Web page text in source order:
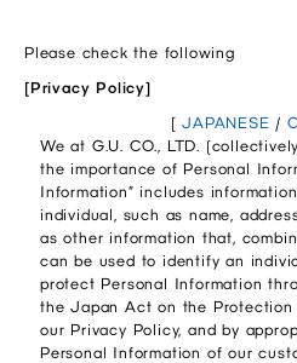
Please check the following
[Privacy Policy]
[JAPANESE /
We at G.U. CO., LTD.
the importance of Personal
Information” includes
individual, such as name,
as other information that,
can be used to identify an
protect Personal Information
the Japan Act on the
our Privacy Policy, and by
Personal Information of our